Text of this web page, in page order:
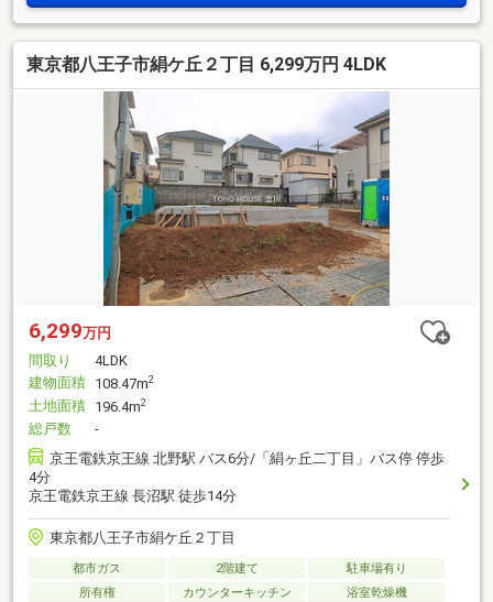
東京都八王子市絹ケ丘２丁目 6,299万円 4LDK
6,299万円
間取り
4LDK
建物面積 108.47m2
土地面積 196.4m2
総戸数
-
京王電鉄京王線 北野駅 バス6分/「絹ヶ丘二丁目」バス停 停歩
4分
京王電鉄京王線 長沼駅 徒歩14分
東京都八王子市絹ケ丘２丁目
都市ガス 2階建て
駐車場有り
所有権
カウンターキッチン 浴室乾燥機